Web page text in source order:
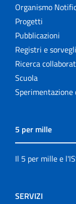
Organismo
Progetti
Pubblicazioni
Registri e
Ricerca
Scuola
Sperimentazione
5 per mille
Il 5 per mille e
SERVIZI